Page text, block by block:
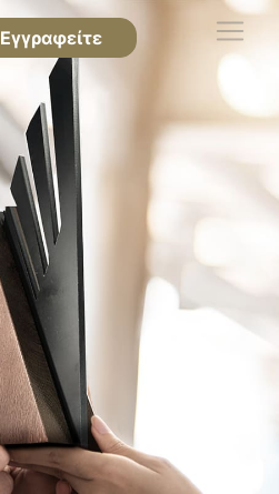
Εγγραφείτε